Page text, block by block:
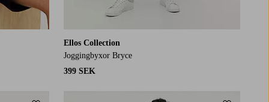
Ellos Collection
Joggingbyxor Bryce
399 SEK